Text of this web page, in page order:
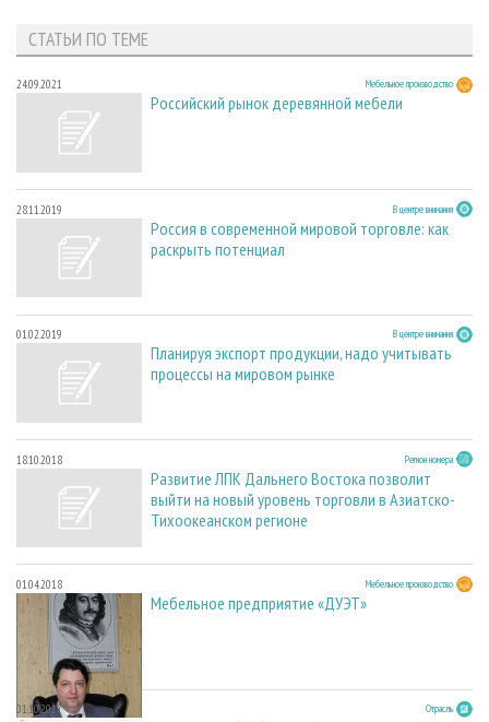
СТАТЬИ ПО ТЕМЕ
24.09.2021 Мебельное производство
Российский рынок деревянной мебели
28.11.2019 В центре внимания
Россия в современной мировой торговле: как
раскрыть потенциал
01.02.2019 В центре внимания
Планируя экспорт продукции, надо учитывать
процессы на мировом рынке
18.10.2018 Регион номера
Развитие ЛПК Дальнего Востока позволит
выйти на новый уровень торговли в Азиатско-
Тихоокеанском регионе
01.04.2018 Мебельное производство
Мебельное предприятие «ДУЭТ»
01.10.2017 Отрасль